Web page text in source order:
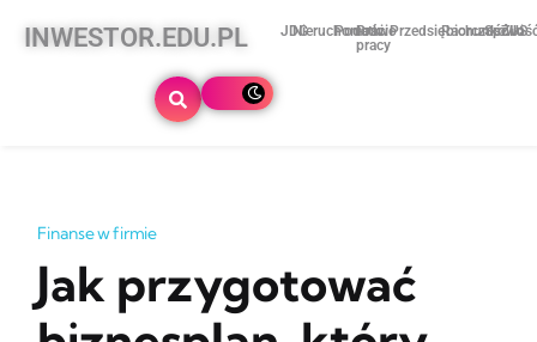
INWESTOR.EDU.PL JDGNieruchomości
Podatki
Prawo
pracy
Przedsiębiorczość
Spółki
ZUS
Finanse w firmie
Jak przygotować